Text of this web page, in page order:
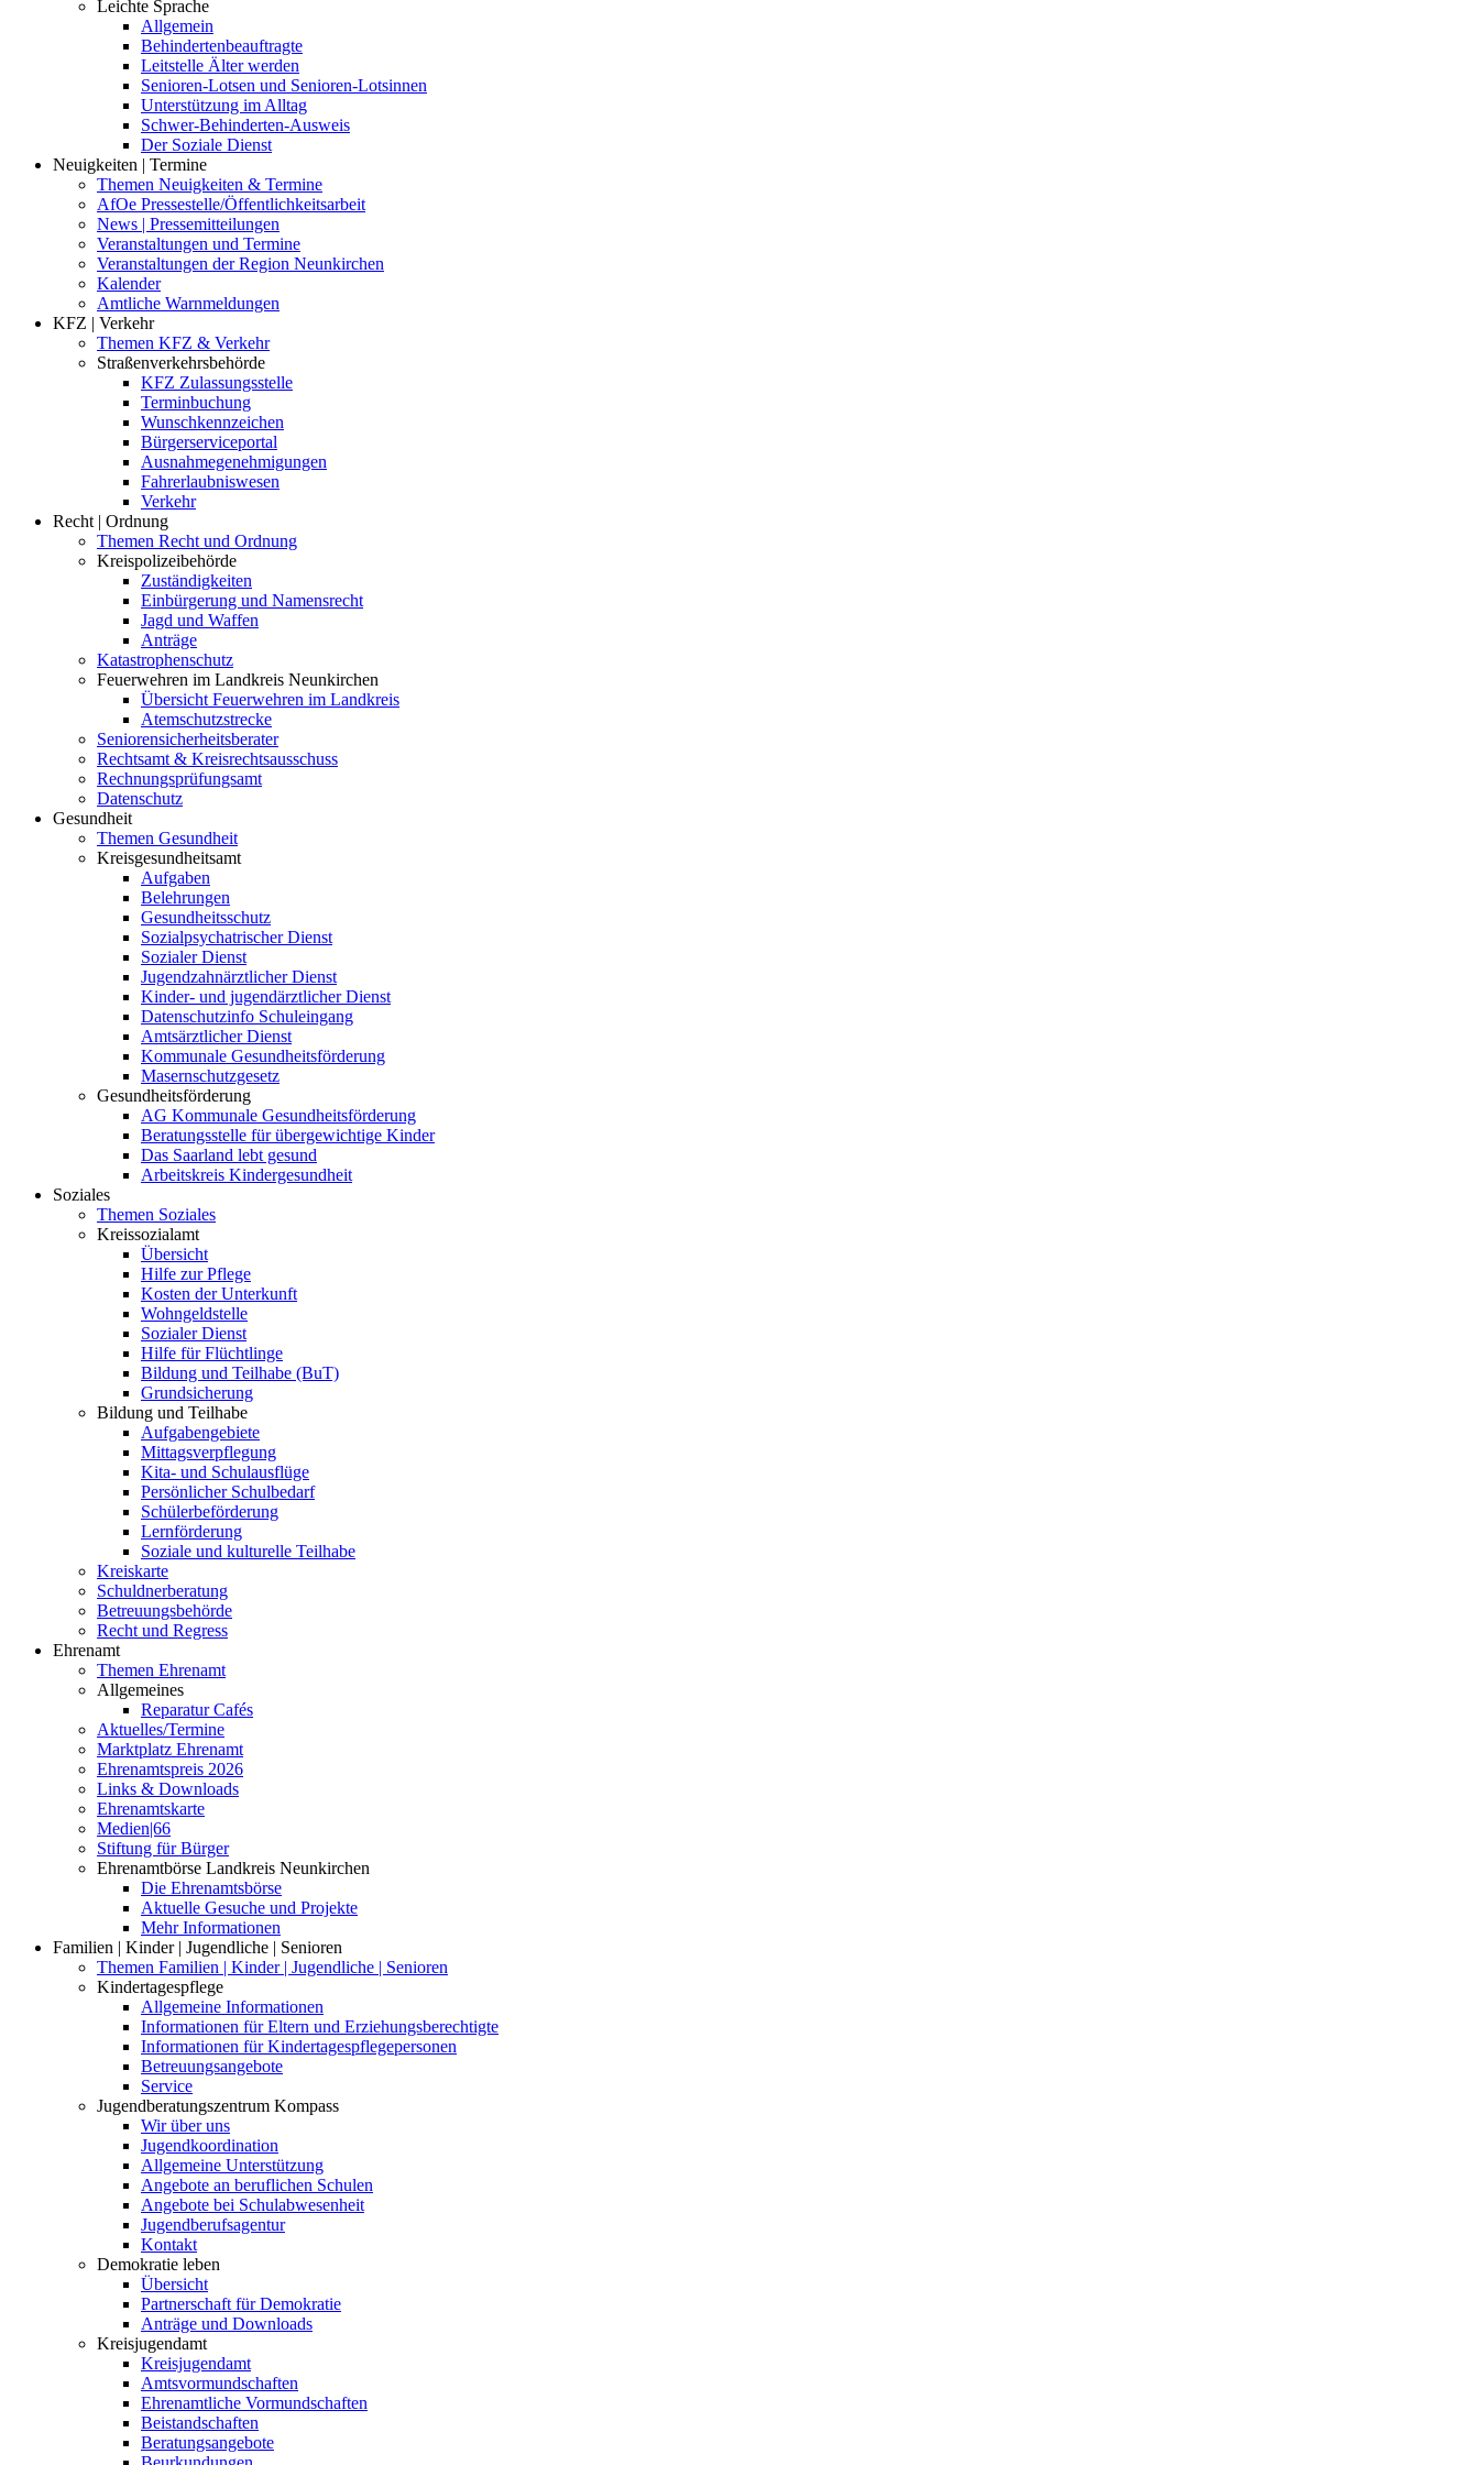
Leichte Sprache
Allgemein
Behindertenbeauftragte
Leitstelle Älter werden
Senioren-Lotsen und Senioren-Lotsinnen
Unterstützung im Alltag
Schwer-Behinderten-Ausweis
Der Soziale Dienst
Neuigkeiten | Termine
Themen Neuigkeiten & Termine
AfOe Pressestelle/Öffentlichkeitsarbeit
News | Pressemitteilungen
Veranstaltungen und Termine
Veranstaltungen der Region Neunkirchen
Kalender
Amtliche Warnmeldungen
KFZ | Verkehr
Themen KFZ & Verkehr
Straßenverkehrsbehörde
KFZ Zulassungsstelle
Terminbuchung
Wunschkennzeichen
Bürgerserviceportal
Ausnahmegenehmigungen
Fahrerlaubniswesen
Verkehr
Recht | Ordnung
Themen Recht und Ordnung
Kreispolizeibehörde
Zuständigkeiten
Einbürgerung und Namensrecht
Jagd und Waffen
Anträge
Katastrophenschutz
Feuerwehren im Landkreis Neunkirchen
Übersicht Feuerwehren im Landkreis
Atemschutzstrecke
Seniorensicherheitsberater
Rechtsamt & Kreisrechtsausschuss
Rechnungsprüfungsamt
Datenschutz
Gesundheit
Themen Gesundheit
Kreisgesundheitsamt
Aufgaben
Belehrungen
Gesundheitsschutz
Sozialpsychatrischer Dienst
Sozialer Dienst
Jugendzahnärztlicher Dienst
Kinder- und jugendärztlicher Dienst
Datenschutzinfo Schuleingang
Amtsärztlicher Dienst
Kommunale Gesundheitsförderung
Masernschutzgesetz
Gesundheitsförderung
AG Kommunale Gesundheitsförderung
Beratungsstelle für übergewichtige Kinder
Das Saarland lebt gesund
Arbeitskreis Kindergesundheit
Soziales
Themen Soziales
Kreissozialamt
Übersicht
Hilfe zur Pflege
Kosten der Unterkunft
Wohngeldstelle
Sozialer Dienst
Hilfe für Flüchtlinge
Bildung und Teilhabe (BuT)
Grundsicherung
Bildung und Teilhabe
Aufgabengebiete
Mittagsverpflegung
Kita- und Schulausflüge
Persönlicher Schulbedarf
Schülerbeförderung
Lernförderung
Soziale und kulturelle Teilhabe
Kreiskarte
Schuldnerberatung
Betreuungsbehörde
Recht und Regress
Ehrenamt
Themen Ehrenamt
Allgemeines
Reparatur Cafés
Aktuelles/Termine
Marktplatz Ehrenamt
Ehrenamtspreis 2026
Links & Downloads
Ehrenamtskarte
Medien|66
Stiftung für Bürger
Ehrenamtbörse Landkreis Neunkirchen
Die Ehrenamtsbörse
Aktuelle Gesuche und Projekte
Mehr Informationen
Familien | Kinder | Jugendliche | Senioren
Themen Familien | Kinder | Jugendliche | Senioren
Kindertagespflege
Allgemeine Informationen
Informationen für Eltern und Erziehungsberechtigte
Informationen für Kindertagespflegepersonen
Betreuungsangebote
Service
Jugendberatungszentrum Kompass
Wir über uns
Jugendkoordination
Allgemeine Unterstützung
Angebote an beruflichen Schulen
Angebote bei Schulabwesenheit
Jugendberufsagentur
Kontakt
Demokratie leben
Übersicht
Partnerschaft für Demokratie
Anträge und Downloads
Kreisjugendamt
Kreisjugendamt
Amtsvormundschaften
Ehrenamtliche Vormundschaften
Beistandschaften
Beratungsangebote